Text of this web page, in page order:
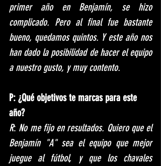
primer año en Benjamín, se hizo
complicado. Pero al final fue bastante
bueno, quedamos quintos. Y este año nos
han dado la posibilidad de hacer el equipo
a nuestro gusto, y muy contento.
P: ¿Qué objetivos te marcas para este
año?
R: No me fijo en resultados. Quiero que el
Benjamín "A" sea el equipo que mejor
juegue al fútbol, y que los chavales